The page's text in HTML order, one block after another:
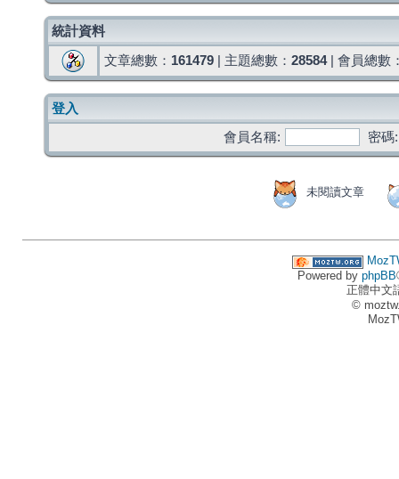
統計資料
文章總數： 161479 | 主題總數： 28584| 會員總數
登入
會員名稱:
密碼:
未閱讀文章
Powered by phpBB
正體中文
©